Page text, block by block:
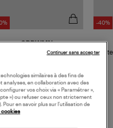
SPRWMN
Pantalon Cropped Baggy
-40%
similaires à des fins de
analyses, en collaboration avec des
vos choix via « Paramétrer »,
») ou refuser ceux non strictement
en savoir plus sur l’utilisation de
cookies
Continuer sans accepter